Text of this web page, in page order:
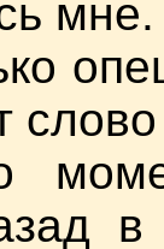
мне.